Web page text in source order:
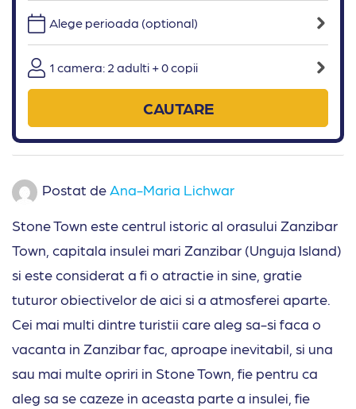
Alege perioada (optional)
1 camera: 2 adulti + 0 copii
CAUTARE
Postat de Ana-Maria Lichwar
Stone Town este centrul istoric al orasului Zanzibar
Town, capitala insulei mari Zanzibar (Unguja Island)
si este considerat a fi o atractie in sine, gratie
tuturor obiectivelor de aici si a atmosferei aparte.
Cei mai multi dintre turistii care aleg sa-si faca o
vacanta in Zanzibar fac, aproape inevitabil, si una
sau mai multe opriri in Stone Town, fie pentru ca
aleg sa se cazeze in aceasta parte a insulei, fie